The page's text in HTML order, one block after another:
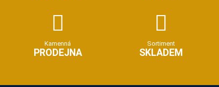
Kamenná
PRODEJNA
Sortiment
SKLADEM